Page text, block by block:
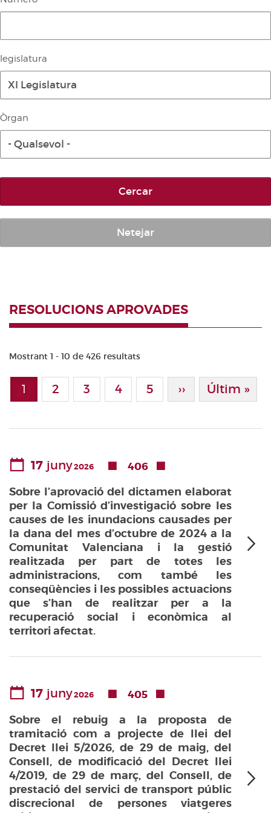
Diari de la Diputació Permanent
Publicacions no oficials
Anuari de Dret Parlamentari
Altres publicacions
legislatura
XI Legislatura
Òrgan
- Qualsevol -
Cercar
Netejar
RESOLUCIONS APROVADES
Mostrant 1 - 10 de 426 resultats
Paginació
Pàgina actual
1 Page
2 Page
3 Page
4 Page
5 Pàgina
›› Última
Últim »
17 juny2026 406
Sobre l’aprovació del dictamen elaborat
per la Comissió d’investigació sobre les
causes de les inundacions causades per
la dana del mes d’octubre de 2024 a la
Comunitat Valenciana i la gestió
realitzada per part de totes les
administracions, com també les
conseqüències i les possibles actuacions
que s’han de realitzar per a la
recuperació social i econòmica al
territori afectat.
17 juny2026 405
Sobre el rebuig a la proposta de
tramitació com a projecte de llei del
Decret llei 5/2026, de 29 de maig, del
Consell, de modificació del Decret llei
4/2019, de 29 de març, del Consell, de
prestació del servici de transport públic
discrecional de persones viatgeres